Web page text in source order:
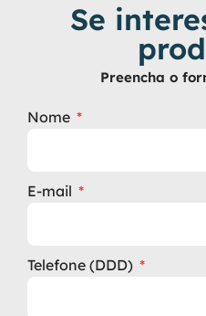
Se
Preencha o
Nome
E-mail
Telefone (DDD)